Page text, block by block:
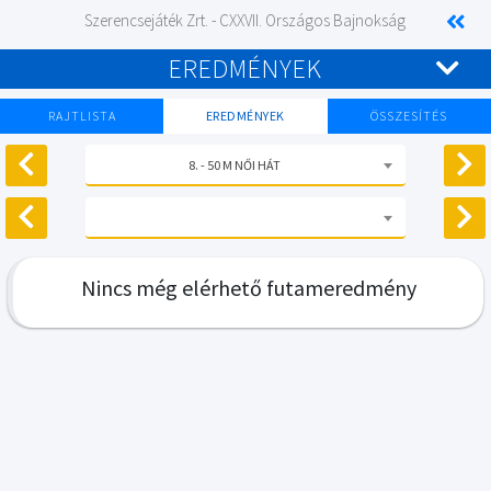
Szerencsejáték Zrt. - CXXVII. Országos Bajnokság
EREDMÉNYEK
RAJTLISTA EREDMÉNYEK ÖSSZESÍTÉS
8. - 50 M NŐI HÁT
Nincs még elérhető futameredmény